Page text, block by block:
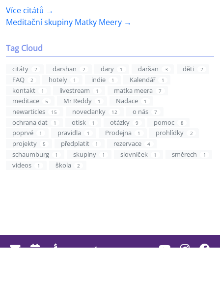
Více citátů →
Meditační skupiny Matky Meery →
Tag Cloud
citáty 2 darshan 2 dary 1 daršan 3 děti 2
FAQ 2 hotely 1 indie 1 Kalendář 1
kontakt 1 livestream 1 matka meera 7
meditace 5 Mr Reddy 1 Nadace 1
newarticles 15 noveclanky 12 o nás 7
ochrana dat 1 otisk 1 otázky 9 pomoc 8
poprvé 1 pravidla 1 Prodejna 1 prohlídky 2
projekty 5 předplatit 1 rezervace 4
schaumburg 1 skupiny 1 slovníček 1 směrech 1
videos 1 škola 2
Čeština